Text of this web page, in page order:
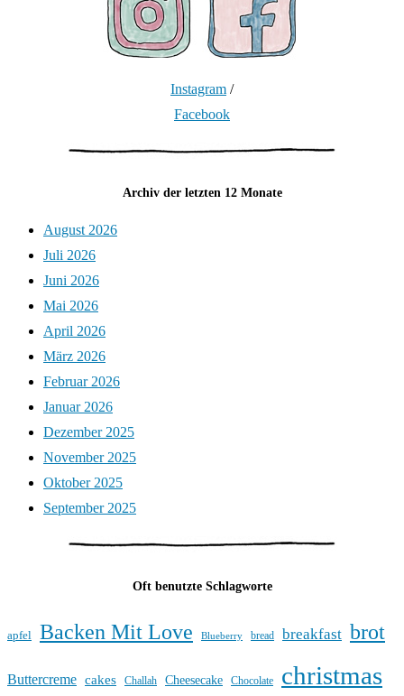
Instagram /
Facebook
Archiv der letzten 12 Monate
August 2026
Juli 2026
Juni 2026
Mai 2026
April 2026
März 2026
Februar 2026
Januar 2026
Dezember 2025
November 2025
Oktober 2025
September 2025
Oft benutzte Schlagworte
apfel Backen Mit Love Blueberry bread breakfast brot
Buttercreme cakes Challah Cheesecake Chocolate christmas